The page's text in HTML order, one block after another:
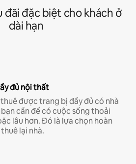
đãi đặc biệt cho khách ở
dài hạn
đủ nội thất
được trang bị đầy đủ có nhà
cần để có cuộc sống thoải
lâu hơn. Đó là lựa chọn hoàn
lại nhà.